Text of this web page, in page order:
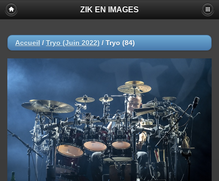
ZIK EN IMAGES
Accueil / Tryo (Juin 2022) / Tryo (84)